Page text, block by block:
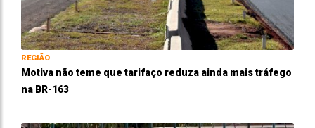
REGIÃO
Motiva não teme que tarifaço reduza ainda mais tráfego
na BR-163